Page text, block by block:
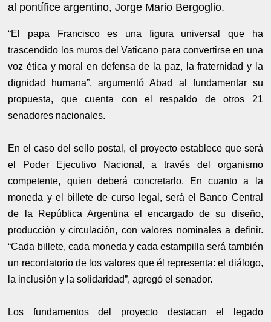
al pontífice argentino, Jorge Mario Bergoglio.
“El papa Francisco es una figura universal que ha
trascendido los muros del Vaticano para convertirse en una
voz ética y moral en defensa de la paz, la fraternidad y la
dignidad humana”, argumentó Abad al fundamentar su
propuesta, que cuenta con el respaldo de otros 21
senadores nacionales.
En el caso del sello postal, el proyecto establece que será
el Poder Ejecutivo Nacional, a través del organismo
competente, quien deberá concretarlo. En cuanto a la
moneda y el billete de curso legal, será el Banco Central
de la República Argentina el encargado de su diseño,
producción y circulación, con valores nominales a definir.
“Cada billete, cada moneda y cada estampilla será también
un recordatorio de los valores que él representa: el diálogo,
la inclusión y la solidaridad”, agregó el senador.
Los fundamentos del proyecto destacan el legado